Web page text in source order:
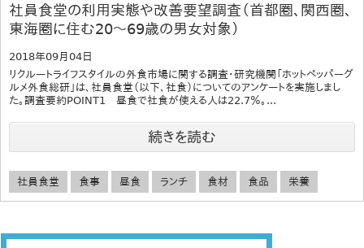
社員食堂の利用実態や改善要望調査（首都圏、関西圏、
東海圏に住む20～69歳の男女対象）
2018年09月04日
リクルートライフスタイルの外食市場に関する調査・研究機関「ホットペッパーグ
ルメ外食総研」は、社員食堂（以下、社食）についてのアンケートを実施しまし
た。調査要約POINT1 昼食で社食が使える人は22.7％。...
続きを読む
社員食堂 食事 昼食 ランチ 食材 食品 栄養